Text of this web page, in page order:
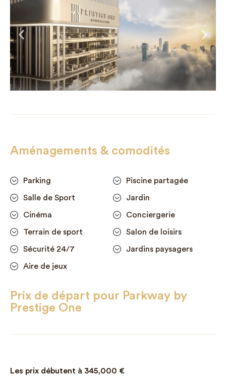
Aménagements & comodités
Parking Piscine partagée
Salle de Sport Jardin
Cinéma Conciergerie
Terrain de sport Salon de loisirs
Sécurité 24/7 Jardins paysagers
Aire de jeux
Prix de départ pour Parkway by
Prestige One
Les prix débutent à 345,000 €